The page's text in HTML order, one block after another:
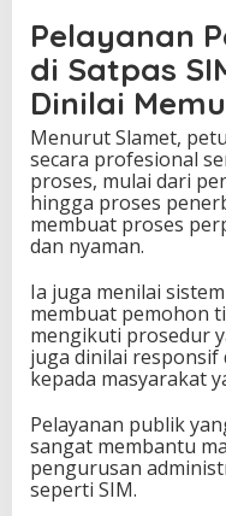
Pelayanan
di Satpas
Dinilai
Menurut Slamet,
secara profesional
proses, mulai dari
hingga proses
membuat proses
dan nyaman.
Ia juga menilai
membuat pemohon
mengikuti prosedur
juga dinilai
kepada masyarakat
Pelayanan publik
sangat membantu
pengurusan
seperti SIM.